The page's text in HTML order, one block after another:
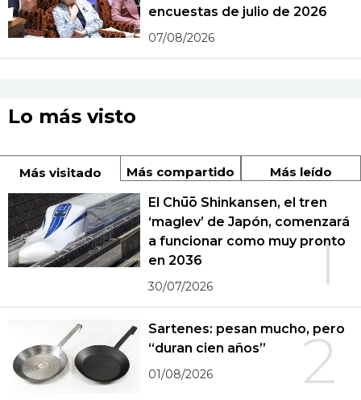
encuestas de julio de 2026
07/08/2026
Lo más visto
Más visitado Más compartido Más leído
1
El Chūō Shinkansen, el tren
‘maglev’ de Japón, comenzará
a funcionar como muy pronto
en 2036
30/07/2026
2
Sartenes: pesan mucho, pero
“duran cien años”
01/08/2026